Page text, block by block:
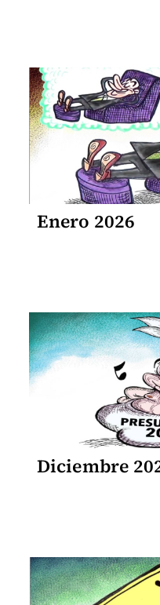
Enero 2026
Diciembre